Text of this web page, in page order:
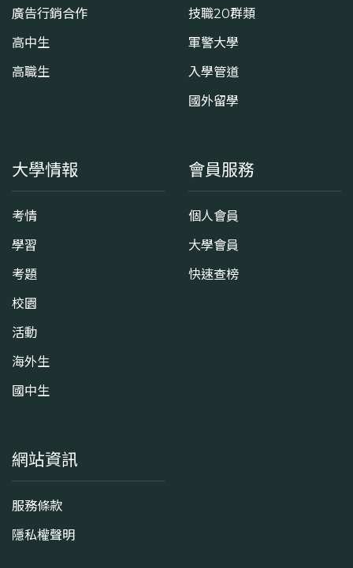
廣告行銷合作
高中生
高職生
技職20群類
軍警大學
入學管道
國外留學
大學情報
考情
學習
考題
校園
活動
海外生
國中生
會員服務
個人會員
大學會員
快速查榜
網站資訊
服務條款
隱私權聲明